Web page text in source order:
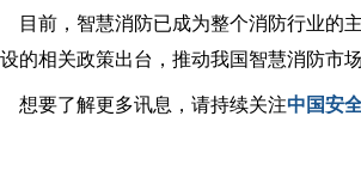
前，智慧消防已成为整个消防行业的主
的相关政策出台，推动我国智慧消防市
要了解更多讯息，请持续关注中国安